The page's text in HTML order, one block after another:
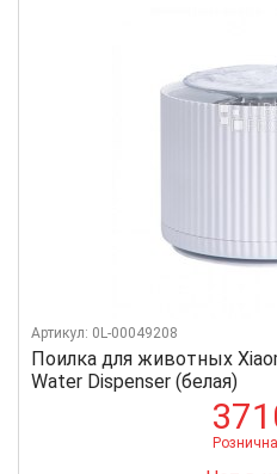
Поилка для животных
Water Dispenser (белая)
Артикул: 0L-00049208